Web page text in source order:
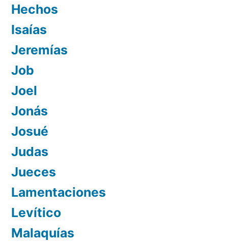
Hechos
Isaías
Jeremías
Job
Joel
Jonás
Josué
Judas
Jueces
Lamentaciones
Levítico
Malaquías